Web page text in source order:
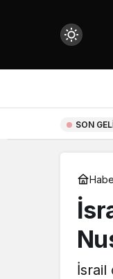
Mod
SON
İsrail